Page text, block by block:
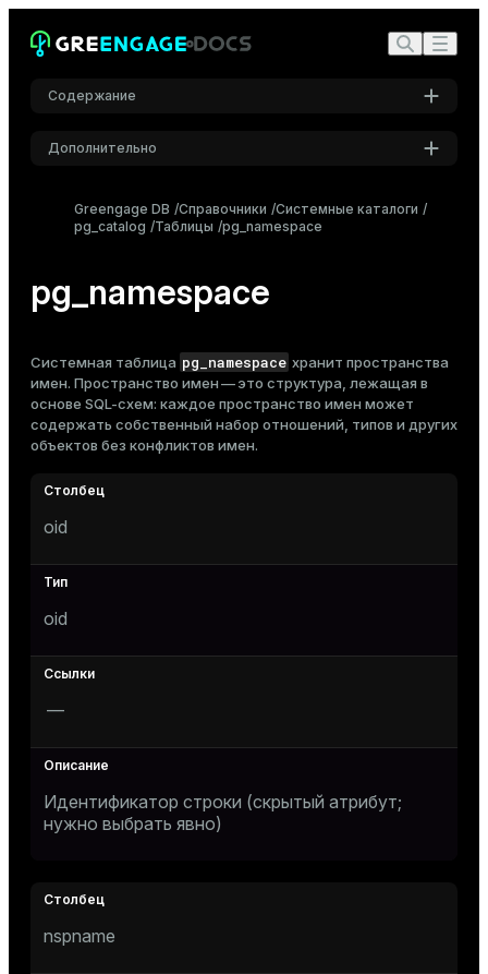
Содержание
Дополнительно
Шрифт
Размер шрифта
Средний
Greengage DB Справочники Системные каталоги
pg_catalog
Таблицы pg_namespace
pg_namespace
Системная таблица pg_namespace хранит пространства
имен. Пространство имен — это структура, лежащая в
основе SQL-схем: каждое пространство имен может
содержать собственный набор отношений, типов и других
объектов без конфликтов имен.
oid
oid
—
Идентификатор строки (скрытый атрибут;
нужно выбрать явно)
nspname